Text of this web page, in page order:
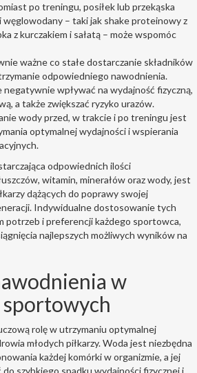
po treningu, posiłek lub przekąska
węglowodany – taki jak shake proteinowy z
z kurczakiem i sałatą – może wspomóc
ważne co stałe dostarczanie składników
odpowiedniego nawodnienia.
negatywnie wpływać na wydajność fizyczną,
a także zwiększać ryzyko urazów.
wody przed, w trakcie i po treningu jest
optymalnej wydajności i wspierania
odpowiednich ilości
witamin, minerałów oraz wody, jest
dążących do poprawy swojej
Indywidualne dostosowanie tych
potrzeb i preferencji każdego sportowca,
najlepszych możliwych wyników na
w
sportowych
rolę w utrzymaniu optymalnej
młodych piłkarzy. Woda jest niezbędna
każdej komórki w organizmie, a jej